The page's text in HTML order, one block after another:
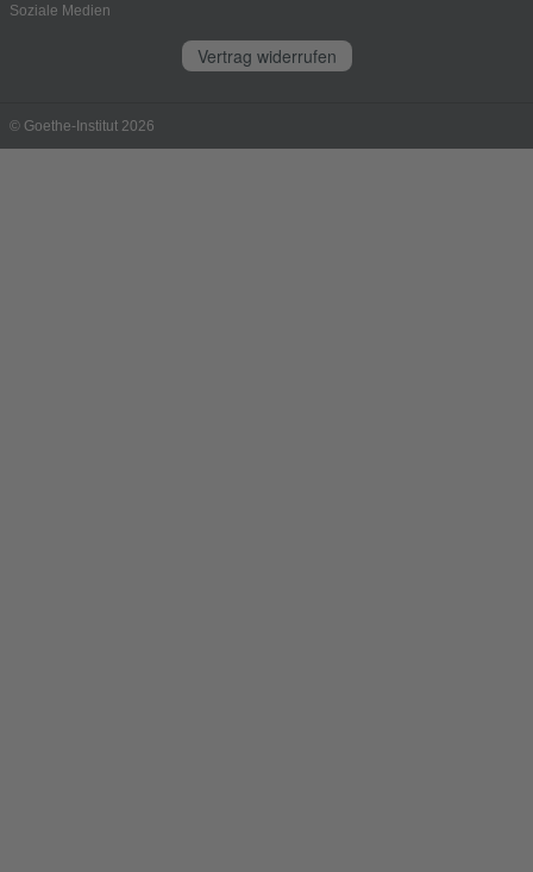
Soziale Medien
Vertrag widerrufen
© Goethe-Institut 2026